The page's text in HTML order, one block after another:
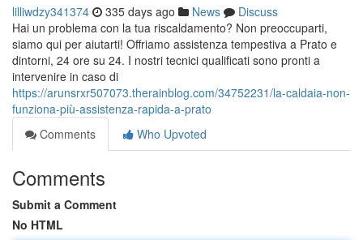
lilliwdzy341374 335 days ago News
Discuss
Hai un problema con la tua riscaldamento? Non preoccuparti,
siamo qui per aiutarti! Offriamo assistenza tempestiva a Prato e
dintorni, 24 ore su 24. I nostri tecnici qualificati sono pronti a
intervenire in caso di
https://arunsrxr507073.therainblog.com/34752231/la-caldaia-non-
funziona-più-assistenza-rapida-a-prato
Comments
Who Upvoted
Comments
Submit a Comment
No HTML